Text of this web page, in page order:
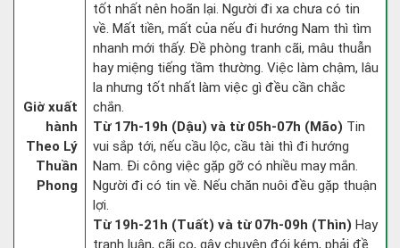
Giờ xuất
hành
Theo Lý
Thuần
Phong
tốt nhất nên hoãn lại. Người đi xa chưa có tin
về. Mất tiền, mất của nếu đi hướng Nam thì tìm
nhanh mới thấy. Đề phòng tranh cãi, mâu thuẫn
hay miệng tiếng tầm thường. Việc làm chậm, lâu
la nhưng tốt nhất làm việc gì đều cần chắc
chắn.
Từ 17h-19h (Dậu) và từ 05h-07h (Mão) Tin
vui sắp tới, nếu cầu lộc, cầu tài thì đi hướng
Nam. Đi công việc gặp gỡ có nhiều may mắn.
Người đi có tin về. Nếu chăn nuôi đều gặp thuận
lợi.
Từ 19h-21h (Tuất) và từ 07h-09h (Thìn) Hay
tranh luận, cãi cọ, gây chuyện đói kém, phải đề